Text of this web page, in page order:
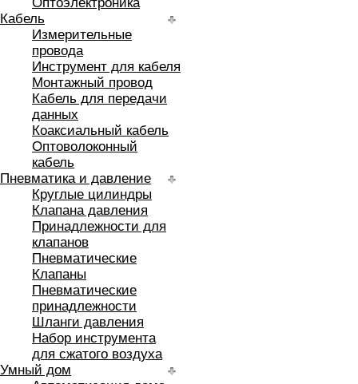
Кабель
Измерительные
провода
Инструмент для кабеля
Монтажный провод
Кабель для передачи
данных
Коаксиальный кабель
Оптоволоконный
кабель
Пневматика и давление
Круглые цилиндры
Клапана давления
Принадлежности для
клапанов
Пневматические
Клапаны
Пневматические
принадлежности
Шланги давления
Набор инструмента
для сжатого воздуха
Умный дом